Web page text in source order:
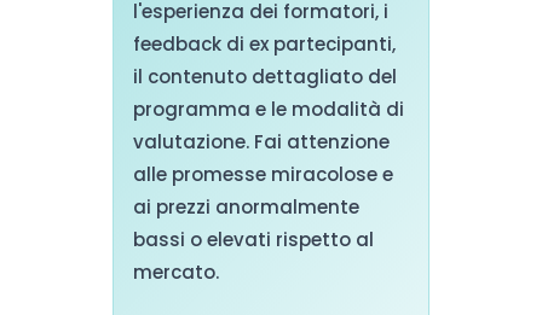
l'esperienza dei formatori, i
feedback di ex partecipanti,
il contenuto dettagliato del
programma e le modalità di
valutazione. Fai attenzione
alle promesse miracolose e
ai prezzi anormalmente
bassi o elevati rispetto al
mercato.